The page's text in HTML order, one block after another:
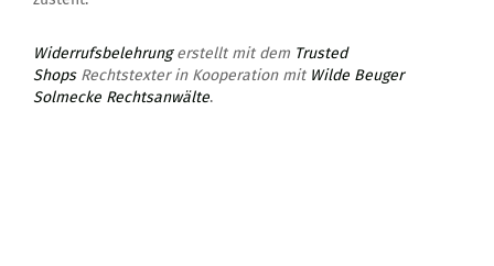
Widerrufsbelehrungerstellt mit dem Trusted
ShopsRechtstexter in Kooperation mit Wilde Beuger
Solmecke Rechtsanwälte.